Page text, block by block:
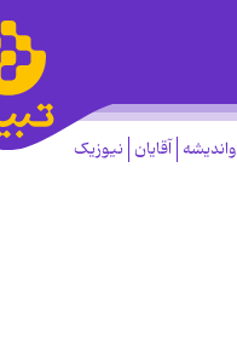
آقایان نیوزیک